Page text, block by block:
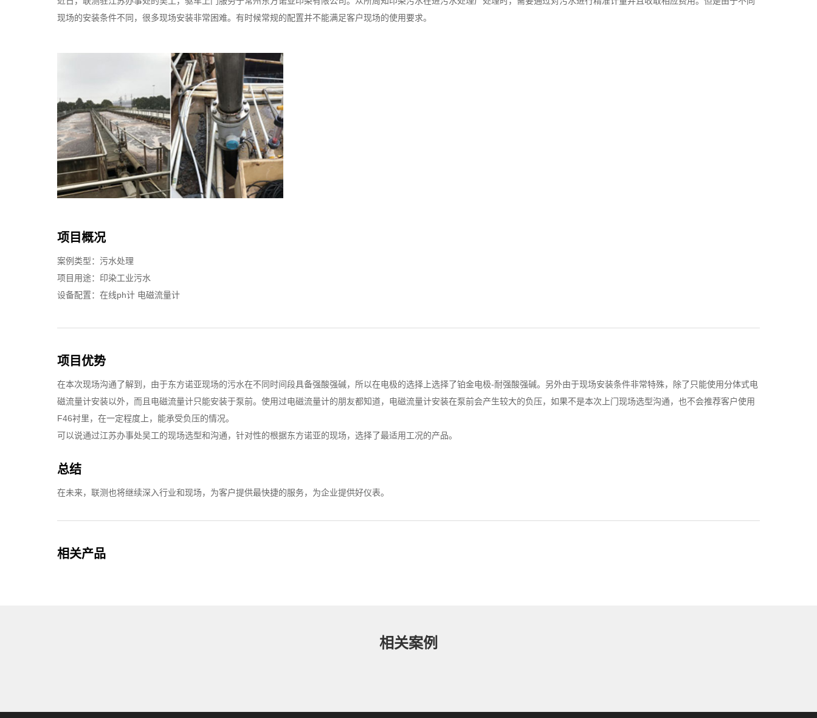
现场的安装条件不同，很多现场安装非常困难。有时候常规的配置并不能满足客户现场的使用要求。
项目概况
案例类型：污水处理
项目用途：印染工业污水
设备配置：在线ph计 电磁流量计
项目优势
在本次现场沟通了解到，由于东方诺亚现场的污水在不同时间段具备强酸强碱，所以在电极的选择上选择了铂金电极-耐强酸强碱。另外由于现场安装条件非常特殊，除了只能使用分体式电
磁流量计安装以外，而且电磁流量计只能安装于泵前。使用过电磁流量计的朋友都知道，电磁流量计安装在泵前会产生较大的负压，如果不是本次上门现场选型沟通，也不会推荐客户使用
F46衬里，在一定程度上，能承受负压的情况。
可以说通过江苏办事处吴工的现场选型和沟通，针对性的根据东方诺亚的现场，选择了最适用工况的产品。
总结
在未来，联测也将继续深入行业和现场，为客户提供最快捷的服务，为企业提供好仪表。
相关产品
相关案例